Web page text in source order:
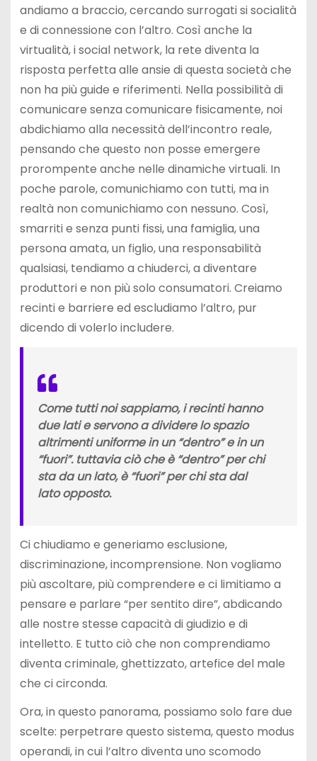
andiamo a braccio, cercando surrogati si socialità
e di connessione con l’altro. Così anche la
virtualità, i social network, la rete diventa la
risposta perfetta alle ansie di questa società che
non ha più guide e riferimenti. Nella possibilità di
comunicare senza comunicare fisicamente, noi
abdichiamo alla necessità dell’incontro reale,
pensando che questo non posse emergere
prorompente anche nelle dinamiche virtuali. In
poche parole, comunichiamo con tutti, ma in
realtà non comunichiamo con nessuno. Così,
smarriti e senza punti fissi, una famiglia, una
persona amata, un figlio, una responsabilità
qualsiasi, tendiamo a chiuderci, a diventare
produttori e non più solo consumatori. Creiamo
recinti e barriere ed escludiamo l’altro, pur
dicendo di volerlo includere.
Come tutti noi sappiamo, i recinti hanno
due lati e servono a dividere lo spazio
altrimenti uniforme in un “dentro” e in un
“fuori”. tuttavia ciò che è “dentro” per chi
sta da un lato, è “fuori” per chi sta dal
lato opposto.
Ci chiudiamo e generiamo esclusione,
discriminazione, incomprensione. Non vogliamo
più ascoltare, più comprendere e ci limitiamo a
pensare e parlare “per sentito dire”, abdicando
alle nostre stesse capacità di giudizio e di
intelletto. E tutto ciò che non comprendiamo
diventa criminale, ghettizzato, artefice del male
che ci circonda.
Ora, in questo panorama, possiamo solo fare due
scelte: perpetrare questo sistema, questo modus
operandi, in cui l’altro diventa uno scomodo